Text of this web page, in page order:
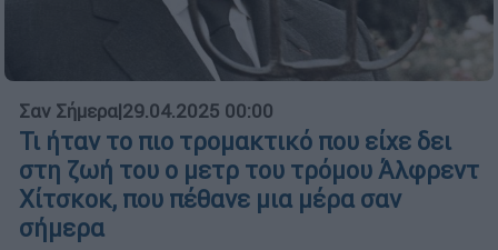
Σαν Σήμερα|29.04.2025 00:00
Τι ήταν το πιο τρομακτικό που είχε δει
στη ζωή του ο μετρ του τρόμου Άλφρεντ
Χίτσκοκ, που πέθανε μια μέρα σαν
σήμερα